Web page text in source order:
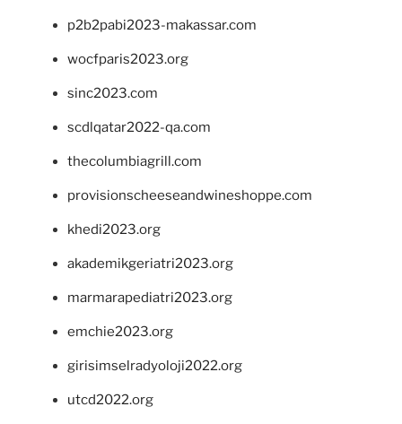
p2b2pabi2023-makassar.com
wocfparis2023.org
sinc2023.com
scdlqatar2022-qa.com
thecolumbiagrill.com
provisionscheeseandwineshoppe.com
khedi2023.org
akademikgeriatri2023.org
marmarapediatri2023.org
emchie2023.org
girisimselradyoloji2022.org
utcd2022.org